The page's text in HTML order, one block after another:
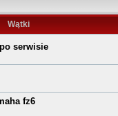
Wątki
serwisie
fz6